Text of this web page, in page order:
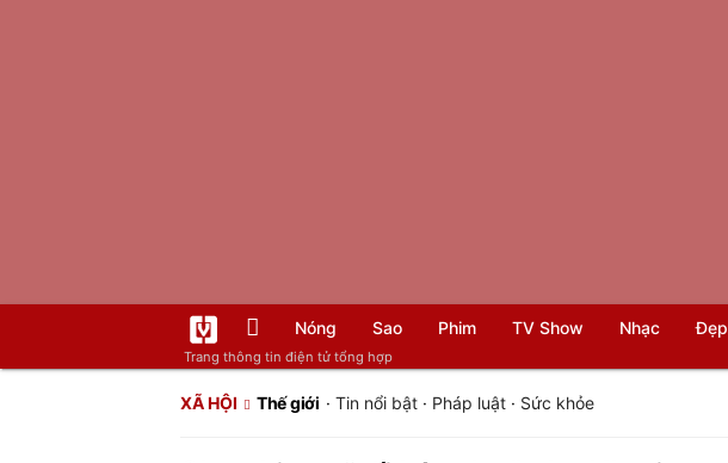
Trang thông tin điện tử tổng hợp
Nóng Sao Phim TV Show Nhạc Đẹp
XÃ HỘI Thế giới · Tin nổi bật· Pháp luật· Sức khỏe